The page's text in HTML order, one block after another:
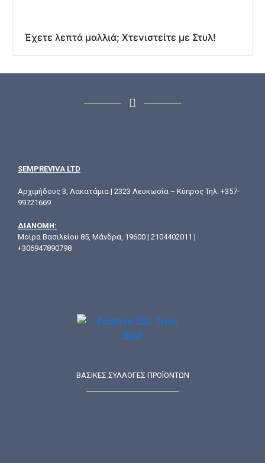
Έχετε λεπτά μαλλιά; Χτενιστείτε με Στυλ!
SEMPREVIVA LTD
Αρχιμήδους 3, Λακατάμια | 2323 Λευκωσία – Κύπρος Τηλ: +357-
99721669
ΔΙΑΝΟΜΗ:
Μοίρα Βασιλείου 85, Μάνδρα, 19600 | 2104402011 |
+306947890798
ΒΑΣΙΚΕΣ ΣΥΛΛΟΓΕΣ ΠΡΟΪΟΝΤΩΝ